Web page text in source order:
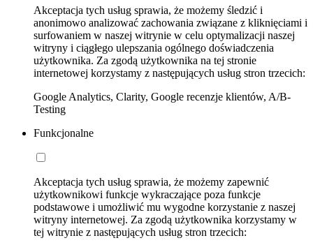
Akceptacja tych usług sprawia, że możemy śledzić i
anonimowo analizować zachowania związane z kliknięciami i
surfowaniem w naszej witrynie w celu optymalizacji naszej
witryny i ciągłego ulepszania ogólnego doświadczenia
użytkownika. Za zgodą użytkownika na tej stronie
internetowej korzystamy z następujących usług stron trzecich:
Google Analytics, Clarity, Google recenzje klientów, A/B-
Testing
Funkcjonalne
Akceptacja tych usług sprawia, że możemy zapewnić
użytkownikowi funkcje wykraczające poza funkcje
podstawowe i umożliwić mu wygodne korzystanie z naszej
witryny internetowej. Za zgodą użytkownika korzystamy w
tej witrynie z następujących usług stron trzecich: